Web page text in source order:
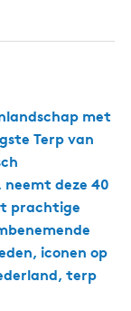
met
Terp van
deze 40
prachtige
iconen op
terp